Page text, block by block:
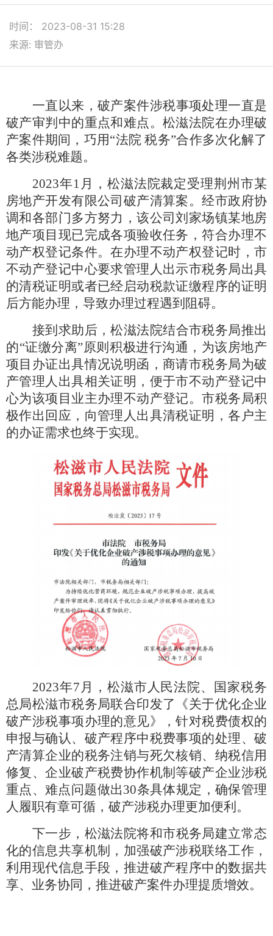
时间： 2023-08-31 15:28
来源: 审管办
一直以来，破产案件涉税事项处理一直是
破产审判中的重点和难点。松滋法院在办理破
产案件期间，巧用“法院 税务”合作多次化解了
各类涉税难题。
2023年1月，松滋法院裁定受理荆州市某
房地产开发有限公司破产清算案。经市政府协
调和各部门多方努力，该公司刘家场镇某地房
地产项目现已完成各项验收任务，符合办理不
动产权登记条件。在办理不动产权登记时，市
不动产登记中心要求管理人出示市税务局出具
的清税证明或者已经启动税款证缴程序的证明
后方能办理，导致办理过程遇到阻碍。
接到求助后，松滋法院结合市税务局推出
的“证缴分离”原则积极进行沟通，为该房地产
项目办证出具情况说明函，商请市税务局为破
产管理人出具相关证明，便于市不动产登记中
心为该项目业主办理不动产登记。市税务局积
极作出回应，向管理人出具清税证明，各户主
的办证需求也终于实现。
2023年7月，松滋市人民法院、国家税务
总局松滋市税务局联合印发了《关于优化企业
破产涉税事项办理的意见》，针对税费债权的
申报与确认、破产程序中税费事项的处理、破
产清算企业的税务注销与死欠核销、纳税信用
修复、企业破产税费协作机制等破产企业涉税
重点、难点问题做出30条具体规定，确保管理
人履职有章可循，破产涉税办理更加便利。
下一步，松滋法院将和市税务局建立常态
化的信息共享机制，加强破产涉税联络工作，
利用现代信息手段，推进破产程序中的数据共
享、业务协同，推进破产案件办理提质增效。